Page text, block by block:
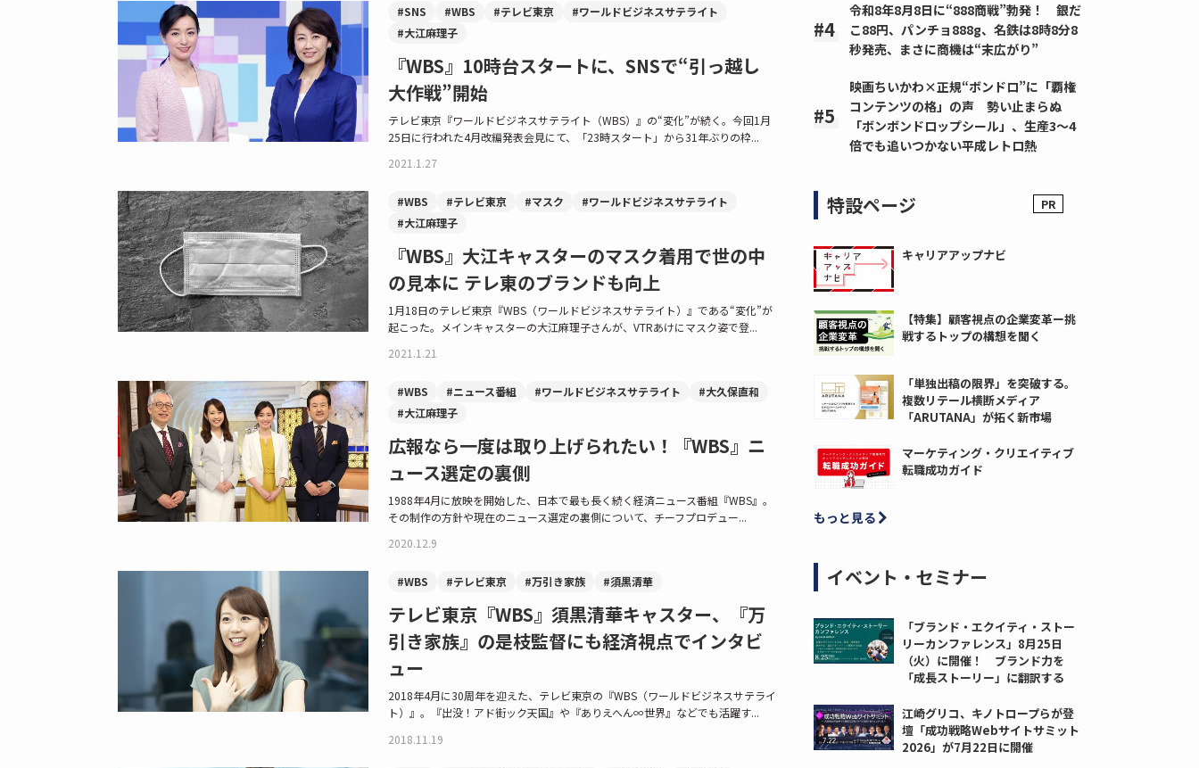
#SNS #WBS #テレビ東京
#ワールドビジネスサテライト
#大江麻理子
『WBS』10時台スタートに、SNSで“引っ越し
大作戦”開始
テレビ東京『ワールドビジネスサテライト（WBS）』の“変化”が続く。今回1月
25日に行われた4月改編発表会見にて、「23時スタート」から31年ぶりの枠...
2021.1.27
#WBS #テレビ東京 #マスク
#ワールドビジネスサテライト
#大江麻理子
『WBS』大江キャスターのマスク着用で世の中
の見本に テレ東のブランドも向上
1月18日のテレビ東京『WBS（ワールドビジネスサテライト）』である“変化”が
起こった。メインキャスターの大江麻理子さんが、VTRあけにマスク姿で登...
2021.1.21
#WBS #ニュース番組 #ワールドビジネスサテライト
#大久保直和
#大江麻理子
広報なら一度は取り上げられたい！『WBS』ニ
ュース選定の裏側
1988年4月に放映を開始した、日本で最も長く続く経済ニュース番組『WBS』。
その制作の方針や現在のニュース選定の裏側について、チーフプロデュー...
2020.12.9
#WBS #テレビ東京 #万引き家族 #須黒清華
テレビ東京『WBS』須黒清華キャスター、『万
引き家族』の是枝監督にも経済視点でインタビ
ュー
2018年4月に30周年を迎えた、テレビ東京の『WBS（ワールドビジネスサテライ
ト）』。『出没！アド街ック天国』や『ありえへん∞世界』などでも活躍す...
2018.11.19
令和8年8月8日に“888商戦”勃発！ 銀だ
こ88円、パンチョ888g、名鉄は8時8分8
秒発売、まさに商機は“末広がり”
映画ちいかわ×正規“ボンドロ”に「覇権
コンテンツの格」の声 勢い止まらぬ
「ボンボンドロップシール」、生産3～4
倍でも追いつかない平成レトロ熱
特設ページ
キャリアアップナビ
【特集】顧客視点の企業変革ー挑
戦するトップの構想を聞く
「単独出稿の限界」を突破する。
複数リテール横断メディア
「ARUTANA」が拓く新市場
マーケティング・クリエイティブ
転職成功ガイド
もっと見る
イベント・セミナー
「ブランド・エクイティ・ストー
リーカンファレンス」8月25日
（火）に開催！ ブランド力を
「成長ストーリー」に翻訳する
江崎グリコ、キノトロープらが登
壇「成功戦略Webサイトサミット
2026」が7月22日に開催